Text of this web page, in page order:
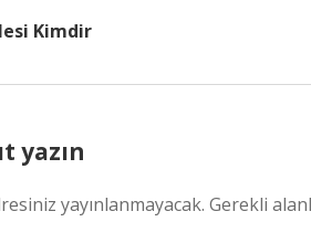
Kimdir
yazın
yayınlanmayacak. Gerekli